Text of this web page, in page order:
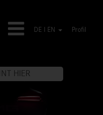
DE I EN Profil